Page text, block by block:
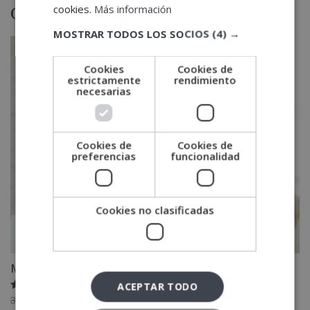
Otras titulaciones
Máster en Gestión Administrativa
Valorado
3,880.00 €El
cookies. Más información
MOSTRAR TODOS LOS SOCIOS (4) →
Cookies
estrictamente
necesarias
Cookies de
rendimiento
Cookies de
preferencias
Cookies de
funcionalidad
Cookies no clasificadas
ACEPTAR TODO